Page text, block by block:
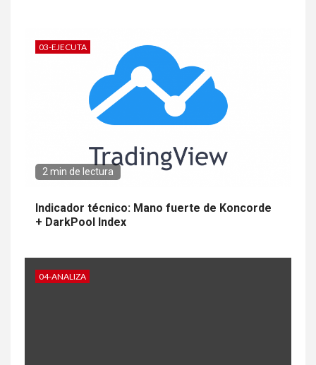
03-EJECUTA
2 min de lectura
Indicador técnico: Mano fuerte de Koncorde
+ DarkPool Index
04-ANALIZA